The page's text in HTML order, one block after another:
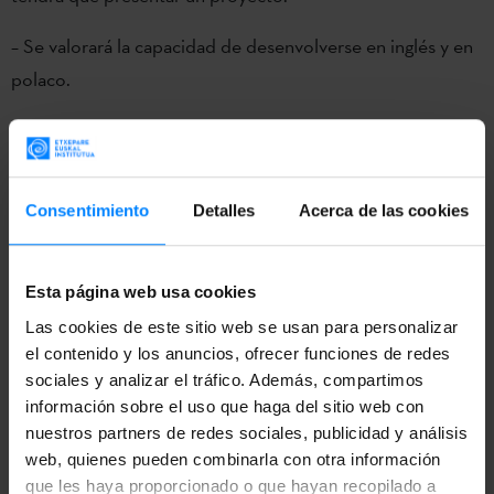
Consentimiento Detalles Acerca de las cookies
Esta página web usa cookies
Las cookies de este sitio web se usan para personalizar
el contenido y los anuncios, ofrecer funciones de redes
sociales y analizar el tráfico. Además, compartimos
información sobre el uso que haga del sitio web con
nuestros partners de redes sociales, publicidad y análisis
web, quienes pueden combinarla con otra información
que les haya proporcionado o que hayan recopilado a
– Se valorará la capacidad de desenvolverse en inglés y en
polaco.
– La implicación de otros agentes polacos en el proyecto
será positivamente valorada.
Información detallada y la convocatoria completaaquí.
entre elInstituto Vasco Etxepare
apoyo deWroclaw 2016, dos artistas tendrán la
oportunidad dedesarrollar sus proyectos en una
residencia artística en la ciudad polaca Wroclaw
creadores seleccionados llevarán a cabo una residencia de
6-8 semanas en Wroclaw entre mayo y agosto de 2016 y